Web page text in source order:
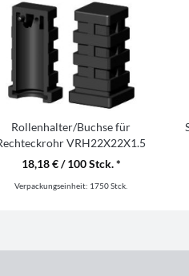
Rollenhalter/Buchse für
VRH22X22X1.5
18,18 € / 100 Stck. *
Verpackungseinheit: 1750 Stck.